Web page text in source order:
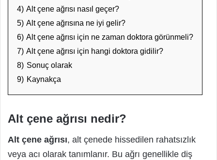
4) Alt çene ağrısı nasıl geçer?
5) Alt çene ağrısına ne iyi gelir?
6) Alt çene ağrısı için ne zaman doktora görünmeli?
7) Alt çene ağrısı için hangi doktora gidilir?
8) Sonuç olarak
9) Kaynakça
Alt çene ağrısı nedir?
Alt çene ağrısı, alt çenede hissedilen rahatsızlık
veya acı olarak tanımlanır. Bu ağrı genellikle diş